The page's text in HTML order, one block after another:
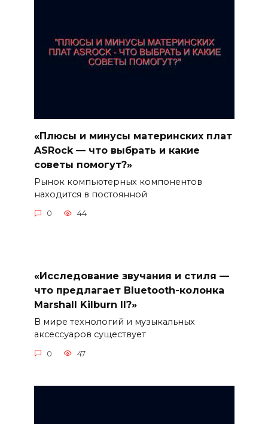
«Плюсы и минусы материнских плат
ASRock — что выбрать и какие
советы помогут?»
Рынок компьютерных компонентов
находится в постоянной
0 44
«Исследование звучания и стиля —
что предлагает Bluetooth-колонка
Marshall Kilburn II?»
В мире технологий и музыкальных
аксессуаров существует
0 47